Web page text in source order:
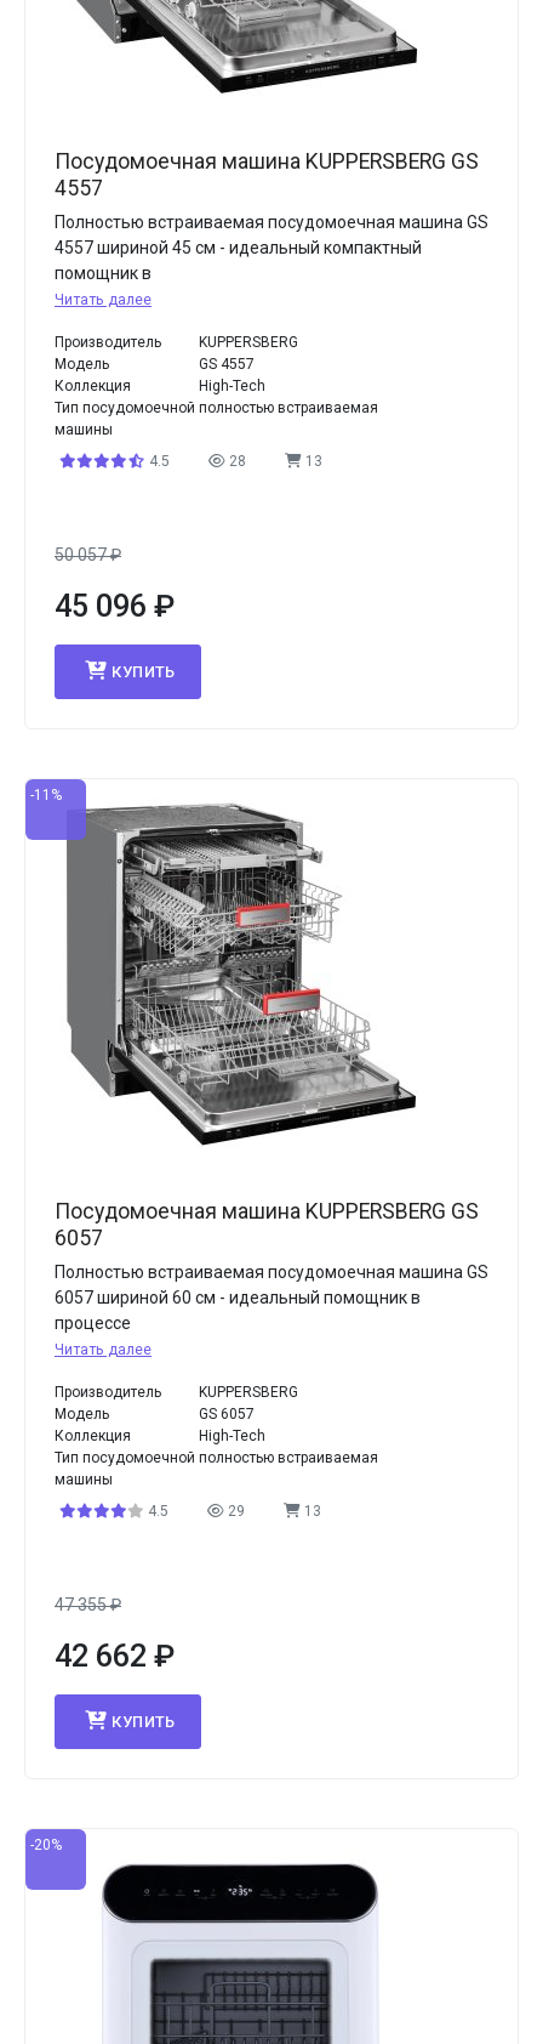
Посудомоечная машина KUPPERSBERG GS
4557
Полностью встраиваемая посудомоечная машина GS
4557 шириной 45 см - идеальный компактный
помощник в
Читать далее
Производитель
KUPPERSBERG
Модель
GS 4557
Коллекция
High-Tech
Тип посудомоечной
машины
полностью встраиваемая
4.5 28 13
50 057₽
45 096 ₽
КУПИТЬ
-11%
Посудомоечная машина KUPPERSBERG GS
6057
Полностью встраиваемая посудомоечная машина GS
6057 шириной 60 см - идеальный помощник в
процессе
Читать далее
Производитель
KUPPERSBERG
Модель
GS 6057
Коллекция
High-Tech
Тип посудомоечной
машины
полностью встраиваемая
4.5 29 13
47 355₽
42 662 ₽
КУПИТЬ
-20%